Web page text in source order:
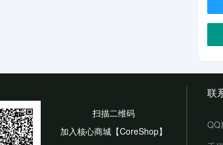
扫描二维码
加入核心商城【CoreShop】
联
QQ